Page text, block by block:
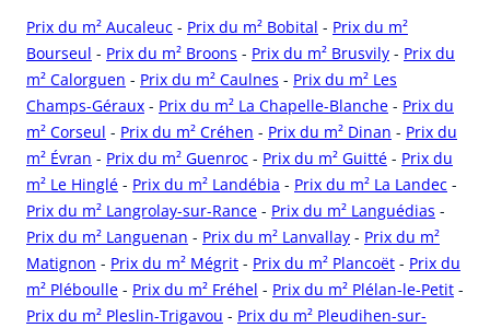
Prix du m² Aucaleuc - Prix du m² Bobital - Prix du m²
Bourseul - Prix du m² Broons - Prix du m² Brusvily - Prix du
m² Calorguen - Prix du m² Caulnes - Prix du m² Les
Champs-Géraux - Prix du m² La Chapelle-Blanche - Prix du
m² Corseul - Prix du m² Créhen - Prix du m² Dinan - Prix du
m² Évran - Prix du m² Guenroc - Prix du m² Guitté - Prix du
m² Le Hinglé - Prix du m² Landébia - Prix du m² La Landec -
Prix du m² Langrolay-sur-Rance - Prix du m² Languédias -
Prix du m² Languenan - Prix du m² Lanvallay - Prix du m²
Matignon - Prix du m² Mégrit - Prix du m² Plancoët - Prix du
m² Pléboulle - Prix du m² Fréhel - Prix du m² Plélan-le-Petit -
Prix du m² Pleslin-Trigavou - Prix du m² Pleudihen-sur-